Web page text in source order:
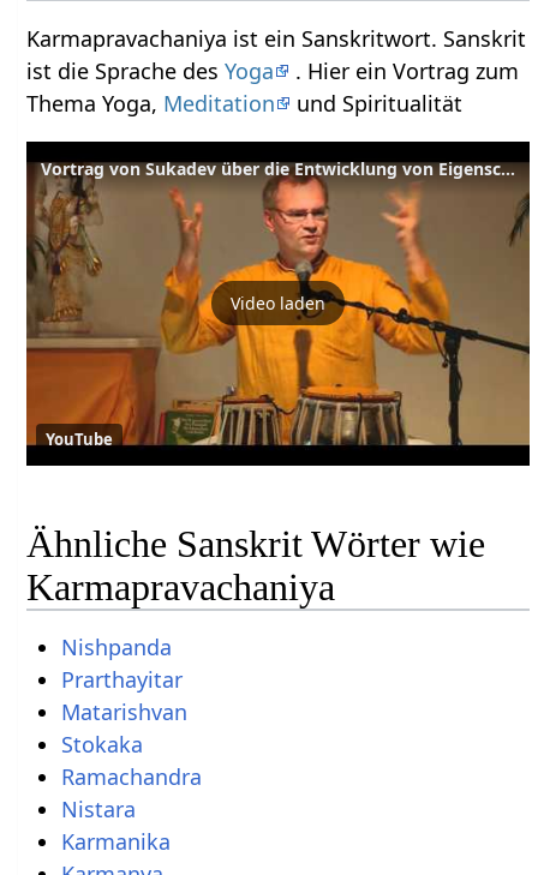
Karmapravachaniya ist ein Sanskritwort. Sanskrit
ist die Sprache desYoga
. Hier ein Vortrag zum
Thema Yoga, Meditation und Spiritualität
Vortrag von Sukadev über die Entwicklung von Eigenschaften
Video laden
YouTube
Ähnliche Sanskrit Wörter wie
Karmapravachaniya
Nishpanda
Prarthayitar
Matarishvan
Stokaka
Ramachandra
Nistara
Karmanika